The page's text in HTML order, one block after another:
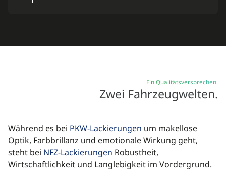
Ein Qualitätsversprechen.
Zwei Fahrzeugwelten.
Während es bei PKW-Lackierungen um makellose
Optik, Farbbrillanz und emotionale Wirkung geht,
steht bei NFZ-Lackierungen Robustheit,
Wirtschaftlichkeit und Langlebigkeit im Vordergrund.